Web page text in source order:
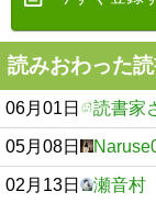
読みおわった
06月01日 読書家
05月08日
02月13日 瀬音村